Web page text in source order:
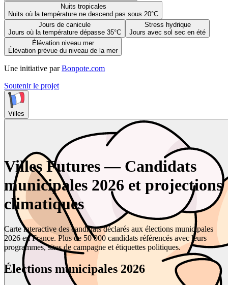
Nuits tropicales
Nuits où la température ne descend pas sous 20°C
Jours de canicule
Jours où la température dépasse 35°C
Stress hydrique
Jours avec sol sec en été
Élévation niveau mer
Élévation prévue du niveau de la mer
Une initiative par Bonpote.com
Soutenir le projet
Villes
Villes Futures — Candidats
municipales 2026 et projections
climatiques
Carte interactive des candidats déclarés aux élections municipales
2026 en France. Plus de 50 000 candidats référencés avec leurs
programmes, sites de campagne et étiquettes politiques.
Élections municipales 2026